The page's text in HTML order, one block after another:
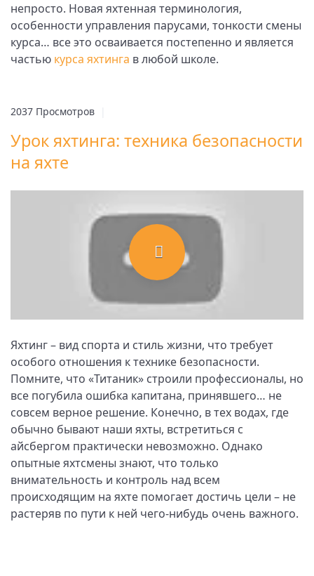
непросто. Новая яхтенная терминология,
особенности управления парусами, тонкости смены
курса… все это осваивается постепенно и является
частью курса яхтинга в любой школе.
2037 Просмотров
Урок яхтинга: техника безопасности
на яхте
Яхтинг – вид спорта и стиль жизни, что требует
особого отношения к технике безопасности.
Помните, что «Титаник» строили профессионалы, но
все погубила ошибка капитана, принявшего… не
совсем верное решение. Конечно, в тех водах, где
обычно бывают наши яхты, встретиться с
айсбергом практически невозможно. Однако
опытные яхтсмены знают, что только
внимательность и контроль над всем
происходящим на яхте помогает достичь цели – не
растеряв по пути к ней чего-нибудь очень важного.